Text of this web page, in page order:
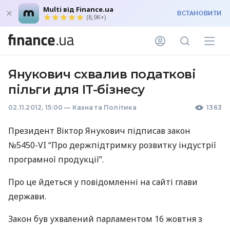
Multi від Finance.ua
(8,9K+) ВСТАНОВИТИ
Янукович схвалив податкові
пільги для IT-бізнесу
02.11.2012, 15:00 — Казна та Політика 1363
Президент Віктор Янукович підписав закон
№5450-VI “Про держпідтримку розвитку індустрії
програмної продукції”.
Про це йдеться у повідомленні на сайті глави
держави.
Закон був ухвалений парламентом 16 жовтня з